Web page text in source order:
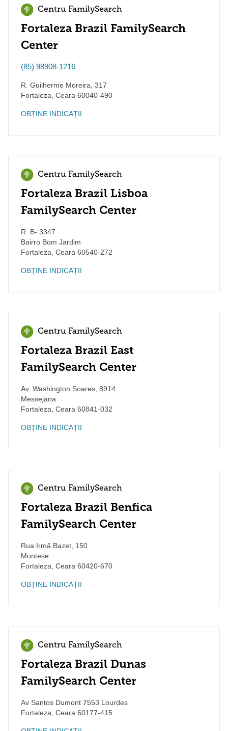
Centru FamilySearch
Fortaleza Brazil FamilySearch
Center
(85) 98908-1216
R. Guilherme Moreira, 317
Fortaleza Ceara 60040-490
OBȚINE INDICAȚII
Centru FamilySearch
Fortaleza Brazil Lisboa
FamilySearch Center
R. B- 3347
Bairro Bom Jardim
Fortaleza Ceara 60540-272
OBȚINE INDICAȚII
Centru FamilySearch
Fortaleza Brazil East
FamilySearch Center
Av. Washington Soares, 8914
Messejana
Fortaleza Ceara 60841-032
OBȚINE INDICAȚII
Centru FamilySearch
Fortaleza Brazil Benfica
FamilySearch Center
Rua Irmã Bazet, 150
Montese
Fortaleza Ceara 60420-670
OBȚINE INDICAȚII
Centru FamilySearch
Fortaleza Brazil Dunas
FamilySearch Center
Av Santos Dumont 7553 Lourdes
Fortaleza Ceara 60177-415